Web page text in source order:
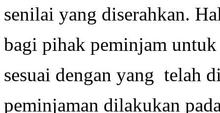
senilai yang diserahkan.
bagi pihak peminjam
sesuai dengan yang telah
peminjaman dilakukan